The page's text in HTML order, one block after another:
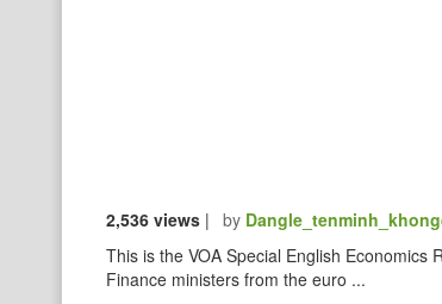
2,536 views | by
This is the VOA Special English
Finance ministers from the euro ...